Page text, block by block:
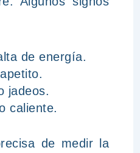
de energía.
jadeos.
caliente.
de medir la